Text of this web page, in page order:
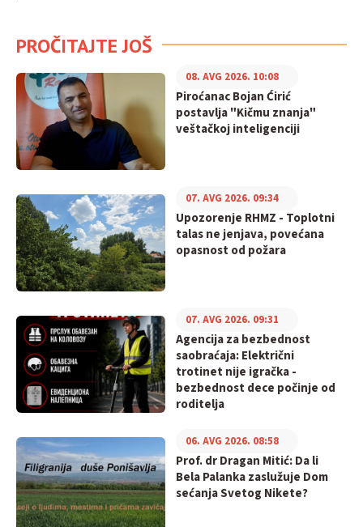
PROČITAJTE JOŠ
Piroćanac Bojan Ćirić
postavlja "Kičmu znanja"
veštačkoj inteligenciji
08. AVG 2026. 10:08
Upozorenje RHMZ - Toplotni
talas ne jenjava, povećana
opasnost od požara
07. AVG 2026. 09:34
Agencija za bezbednost
saobraćaja: Električni
trotinet nije igračka -
bezbednost dece počinje od
roditelja
07. AVG 2026. 09:31
Prof. dr Dragan Mitić: Da li
Bela Palanka zaslužuje Dom
sećanja Svetog Nikete?
06. AVG 2026. 08:58